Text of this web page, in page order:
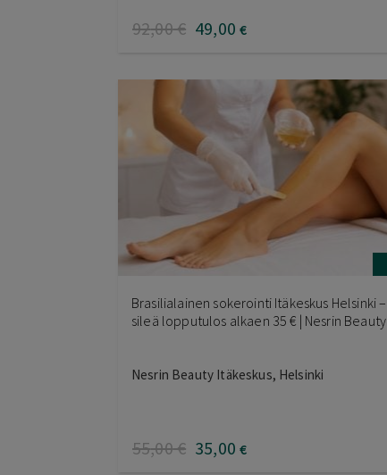
92,00€ 49,00 €
Brasilialainen sokerointi Itäkeskus Helsinki –
sileä lopputulos alkaen 35 € | Nesrin Beauty
Nesrin Beauty Itäkeskus, Helsinki
55,00€ 35,00 €